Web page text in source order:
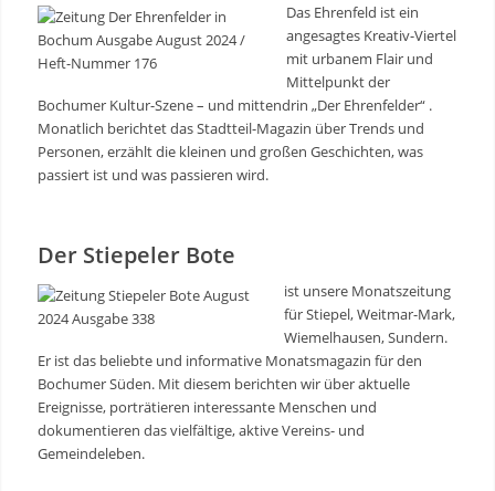
Das Ehrenfeld ist ein
angesagtes Kreativ-Viertel
mit urbanem Flair und
Mittelpunkt der
Bochumer Kultur-Szene – und mittendrin „Der Ehrenfelder“ .
Monatlich berichtet das Stadtteil-Magazin über Trends und
Personen, erzählt die kleinen und großen Geschichten, was
passiert ist und was passieren wird.
Der Stiepeler Bote
ist unsere Monatszeitung
für Stiepel, Weitmar-Mark,
Wiemelhausen, Sundern.
Er ist das beliebte und informative Monatsmagazin für den
Bochumer Süden. Mit diesem berichten wir über aktuelle
Ereignisse, porträtieren interessante Menschen und
dokumentieren das vielfältige, aktive Vereins- und
Gemeindeleben.